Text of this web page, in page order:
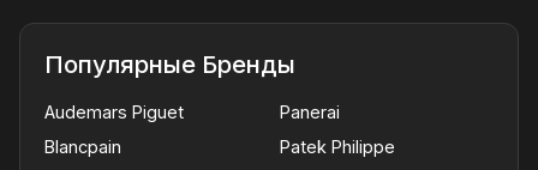
Популярные Бренды
Audemars Piguet
Blancpain
Panerai
Patek Philippe